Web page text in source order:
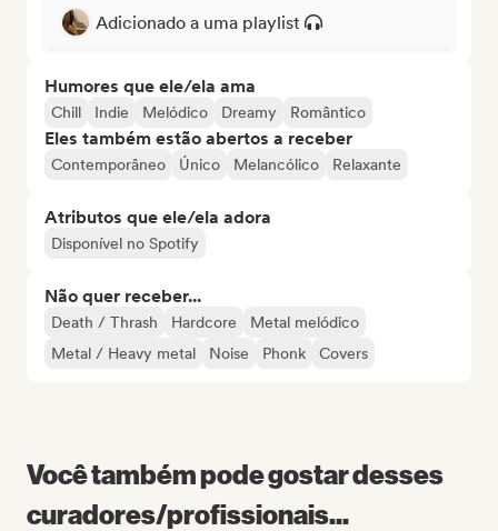
Adicionado a uma playlist
Humores que ele/ela ama
Chill Indie Melódico Dreamy Romântico
Eles também estão abertos a receber
Contemporâneo Único Melancólico Relaxante
Atributos que ele/ela adora
Disponível no Spotify
Não quer receber...
Death / Thrash Hardcore
Metal melódico
Metal / Heavy metal
Noise Phonk Covers
Você também pode gostar desses
curadores/profissionais...